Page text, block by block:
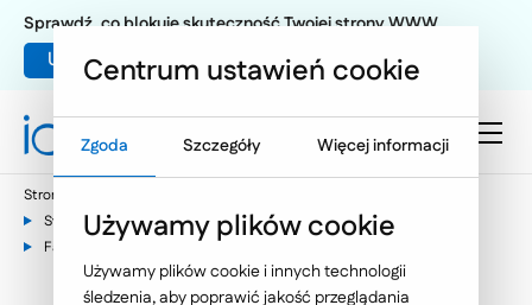
Umów warsztat UX
Sprawdź, co blokuje skuteczność Twojej strony WWW
Strona główna
Systemy i aplikacje dedykowane
Fabryka Firanek i Koronek „HAFT”
Centrum ustawień cookie
Zgoda Szczegóły Więcej informacji
Używamy plików cookie
Używamy plików cookie i innych technologii
śledzenia, aby poprawić jakość przeglądania